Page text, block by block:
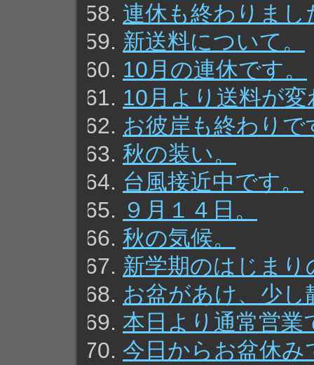
連休も終わりまし
新送料について。
10月の連休です。
10月より送料が
お彼岸も終わりで
秋の装い。
台風接近中です。
９月１４日。
秋の気候。
新学期のはじま
お盆があけ、少し
本日より通常営業
今日からお盆休み